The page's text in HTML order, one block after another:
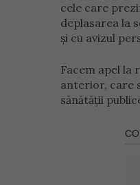
cele care
deplasarea la
și cu avizul
Facem apel la
anterior, care
sănătății